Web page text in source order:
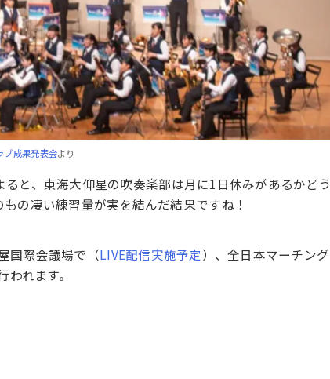
ブ成果発表会より
ると、東海大仰星の吹奏楽部は月に1日休みがあるかどう
の凄い練習量が実を結んだ結果ですね！
国際会議場で（LIVE配信実施予定）、全日本マーチング
れます。